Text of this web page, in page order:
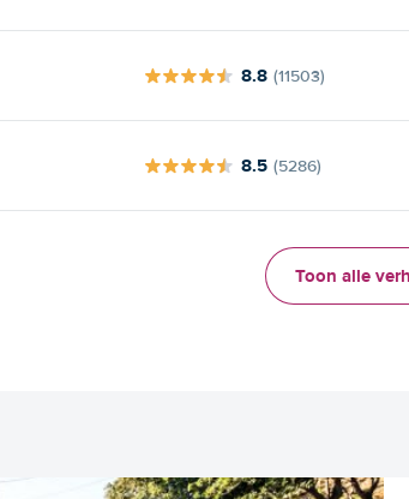
8.8 (11503)
8.5 (5286)
Toon alle